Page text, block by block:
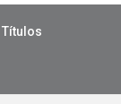
Títulos